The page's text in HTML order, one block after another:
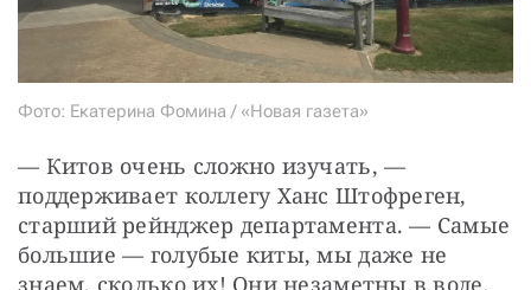
Фото: Екатерина Фомина / «Новая газета»
— Китов очень сложно изучать, —
поддерживает коллегу Ханс Штофреген,
старший рейнджер департамента. — Самые
большие — голубые киты, мы даже не
знаем, сколько их! Они незаметны в воде,